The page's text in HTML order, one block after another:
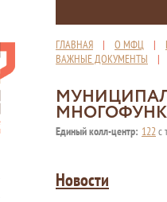
ГЛАВНАЯ | О МФЦ |
ВАЖНЫЕ ДОКУМЕНТЫ
Единый колл-центр: 122с
Новости